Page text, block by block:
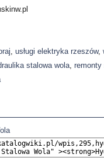
,usługi elektryka rzeszów,
stalowa wola,remonty